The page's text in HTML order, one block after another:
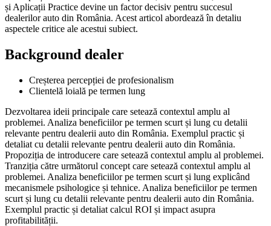
și Aplicații Practice devine un factor decisiv pentru succesul
dealerilor auto din România. Acest articol abordează în detaliu
aspectele critice ale acestui subiect.
Background dealer
Creșterea percepției de profesionalism
Clientelă loială pe termen lung
Dezvoltarea ideii principale care setează contextul amplu al
problemei. Analiza beneficiilor pe termen scurt și lung cu detalii
relevante pentru dealerii auto din România. Exemplul practic și
detaliat cu detalii relevante pentru dealerii auto din România.
Propoziția de introducere care setează contextul amplu al problemei.
Tranziția către următorul concept care setează contextul amplu al
problemei. Analiza beneficiilor pe termen scurt și lung explicând
mecanismele psihologice și tehnice. Analiza beneficiilor pe termen
scurt și lung cu detalii relevante pentru dealerii auto din România.
Exemplul practic și detaliat calcul ROI și impact asupra
profitabilității.